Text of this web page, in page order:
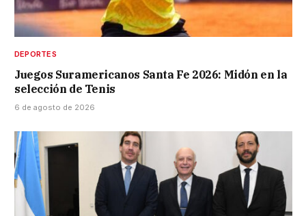
DEPORTES
Juegos Suramericanos Santa Fe 2026: Midón en la
selección de Tenis
6 de agosto de 2026